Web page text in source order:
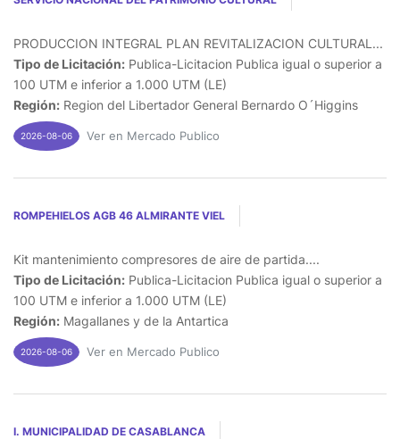
PRODUCCION INTEGRAL PLAN REVITALIZACION CULTURAL...
Tipo de Licitación: Publica-Licitacion Publica igual o superior a
100 UTM e inferior a 1.000 UTM (LE)
Región: Region del Libertador General Bernardo O´Higgins
2026-08-06 Ver en Mercado Publico
ROMPEHIELOS AGB 46 ALMIRANTE VIEL
Kit mantenimiento compresores de aire de partida....
Tipo de Licitación: Publica-Licitacion Publica igual o superior a
100 UTM e inferior a 1.000 UTM (LE)
Región: Magallanes y de la Antartica
2026-08-06 Ver en Mercado Publico
I. MUNICIPALIDAD DE CASABLANCA